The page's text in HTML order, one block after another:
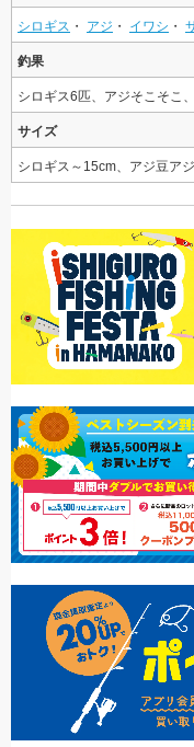
シロギス ・ アジ ・ イワシ ・
釣果
シロギス6匹、アジそこそこ
サイズ
シロギス～15cm、アジ豆ア